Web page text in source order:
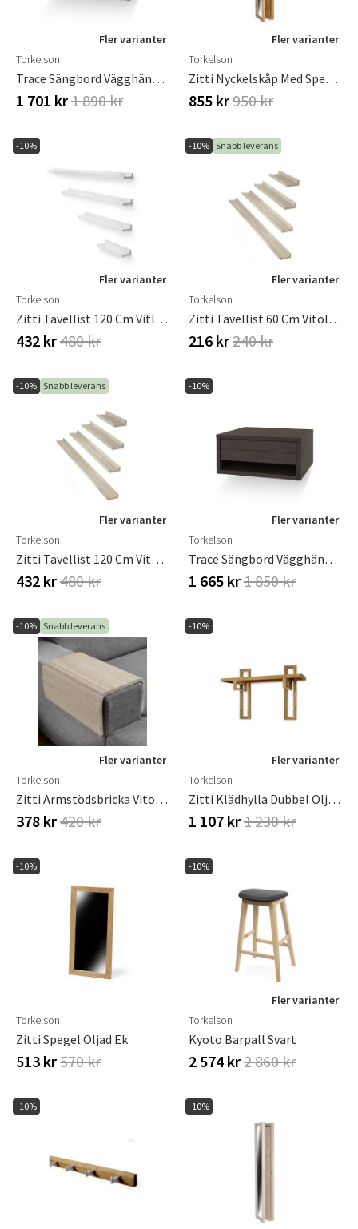
Fler varianter
Torkelson
Trace Sängbord Vägghängt Rökbetsad Ek
1 701 kr1 890 kr
Fler varianter
Torkelson
Zitti Nyckelskåp Med Spegel Oljad Ek
855 kr950 kr
-10%
Fler varianter
Torkelson
Zitti Tavellist 120 Cm Vitlack
432 kr480 kr
-10% Snabb leverans
Fler varianter
Torkelson
Zitti Tavellist 60 Cm Vitoljad Ek
216 kr240 kr
-10% Snabb leverans
Fler varianter
Torkelson
Zitti Tavellist 120 Cm Vitoljad Ek
432 kr480 kr
-10%
Fler varianter
Torkelson
Trace Sängbord Vägghängt Rökoljad Ek
1 665 kr1 850 kr
-10% Snabb leverans
Fler varianter
Torkelson
Zitti Armstödsbricka Vitoljad Ek
378 kr420 kr
-10%
Fler varianter
Torkelson
Zitti Klädhylla Dubbel Oljad Ek
1 107 kr1 230 kr
-10%
Torkelson
Zitti Spegel Oljad Ek
513 kr570 kr
-10%
Fler varianter
Torkelson
Kyoto Barpall Svart
2 574 kr2 860 kr
-10% -10%